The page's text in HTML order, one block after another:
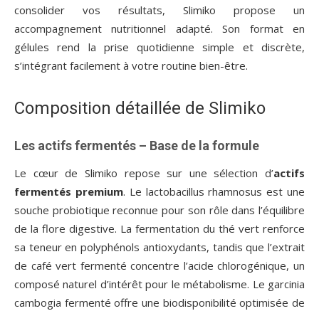
consolider vos résultats, Slimiko propose un
accompagnement nutritionnel adapté. Son format en
gélules rend la prise quotidienne simple et discrète,
s’intégrant facilement à votre routine bien-être.
Composition détaillée de Slimiko
Les actifs fermentés – Base de la formule
Le cœur de Slimiko repose sur une sélection d’actifs
fermentés premium. Le lactobacillus rhamnosus est une
souche probiotique reconnue pour son rôle dans l’équilibre
de la flore digestive. La fermentation du thé vert renforce
sa teneur en polyphénols antioxydants, tandis que l’extrait
de café vert fermenté concentre l’acide chlorogénique, un
composé naturel d’intérêt pour le métabolisme. Le garcinia
cambogia fermenté offre une biodisponibilité optimisée de